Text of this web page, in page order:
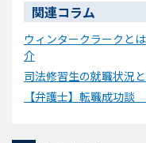
関連コラム
ウィンタークラークと
介
司法修習生の就職状況
【弁護士】転職成功